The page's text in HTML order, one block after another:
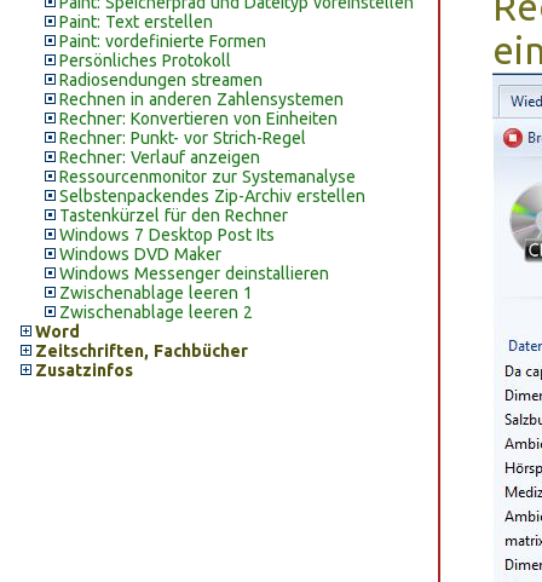
Paint: Text erstellen
Paint: vordefinierte Formen
Persönliches Protokoll
Radiosendungen streamen
Rechnen in anderen Zahlensystemen
Rechner: Konvertieren von Einheiten
Rechner: Punkt- vor Strich-Regel
Rechner: Verlauf anzeigen
Ressourcenmonitor zur Systemanalyse
Selbstenpackendes Zip-Archiv erstellen
Tastenkürzel für den Rechner
Windows 7 Desktop Post Its
Windows DVD Maker
Windows Messenger deinstallieren
Zwischenablage leeren 1
Zwischenablage leeren 2
Word
Zeitschriften, Fachbücher
Zusatzinfos